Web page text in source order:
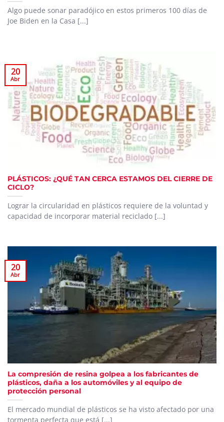
Algo puede sonar paradójico en estos primeros 100 días de
Joe Biden en la Casa [...]
PLÁSTICOS: ¿QUÉ TAN CERCA ESTAMOS DEL CIERRE DE
CICLO?
Lograr la circularidad en plásticos requiere de la voluntad y
capacidad de incorporar material reciclado [...]
20
Abr
La compresión de resina golpea a los fabricantes de
plásticos, daña a los automóviles y al equipo de
protección personal
El mercado mundial de plásticos se ha visto afectado por una
tormenta perfecta que está [...]
20
Abr